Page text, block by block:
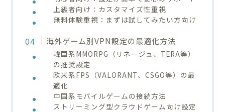
上級者向け：カスタマイズ性重視
無料体験重視：まずは試してみたい方向け
海外ゲーム別VPN設定の最適化方法
韓国系MMORPG（リネージュ、TERA等）
の推奨設定
欧米系FPS（VALORANT、CSGO等）の最
適化
中国系モバイルゲームの接続方法
ストリーミング型クラウドゲーム向け設定